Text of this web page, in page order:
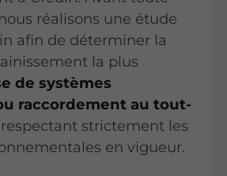
réalisons une étude
afin de déterminer la
la plus
de systèmes
raccordement au tout-
strictement les
en vigueur.